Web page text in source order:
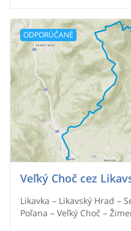
Veľký Choč cez
Likavka – Likavský Hrad –
Poľana – Veľký Choč –
ODPORÚČANÉ